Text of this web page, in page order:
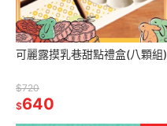
可麗露摸乳巷甜點禮盒(八顆組)
$720
$640